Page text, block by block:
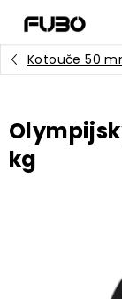
obsah
Kotouče 50
kg